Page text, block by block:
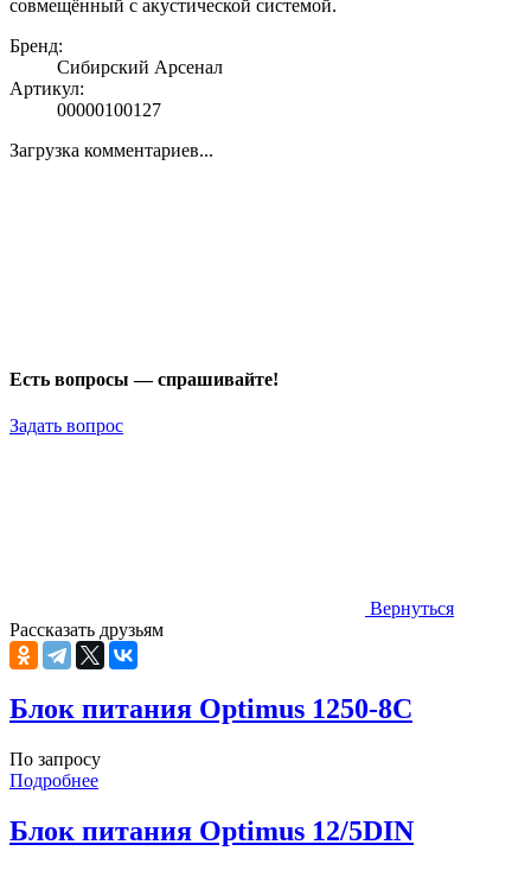
совмещённый с акустической системой.
Бренд:
Сибирский Арсенал
Артикул:
00000100127
Загрузка комментариев...
Есть вопросы — спрашивайте!
Задать вопрос
Вернуться
Рассказать друзьям
Блок питания Optimus 1250-8C
По запросу
Подробнее
Блок питания Optimus 12/5DIN